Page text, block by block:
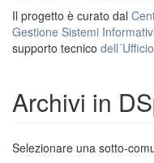
Il progetto è curato dal
Gestione Sistemi
supporto tecnico
Archivi in
Selezionare una sotto-